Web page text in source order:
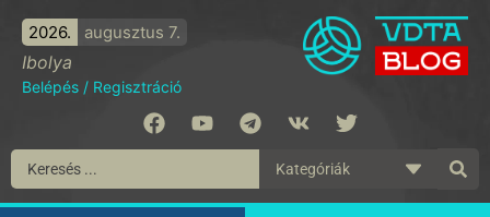
2026. augusztus 7.
Ibolya
Belépés / Regisztráció